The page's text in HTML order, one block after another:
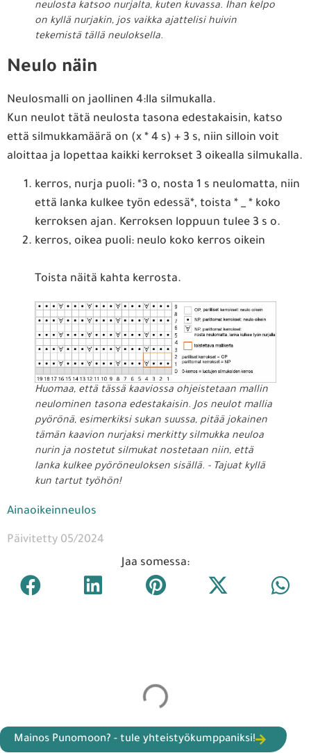
neulosta katsoo nurjalta, kuten kuvassa. Ihan kelpo
on kyllä nurjakin, jos vaikka ajattelisi huivin
tekemistä tällä neuloksella.
Neulo näin
Neulosmalli on jaollinen 4:lla silmukalla.
Kun neulot tätä neulosta tasona edestakaisin, katso
että silmukkamäärä on (x * 4 s) + 3 s, niin silloin voit
aloittaa ja lopettaa kaikki kerrokset 3 oikealla silmukalla.
kerros, nurja puoli: *3 o, nosta 1 s neulomatta, niin
että lanka kulkee työn edessä*, toista * _ * koko
kerroksen ajan. Kerroksen loppuun tulee 3 s o.
kerros, oikea puoli: neulo koko kerros oikein
Toista näitä kahta kerrosta.
Huomaa, että tässä kaaviossa ohjeistetaan mallin
neulominen tasona edestakaisin. Jos neulot mallia
pyörönä, esimerkiksi sukan suussa, pitää jokainen
tämän kaavion nurjaksi merkitty silmukka neuloa
nurin ja nostetut silmukat nostetaan niin, että
lanka kulkee pyöröneuloksen sisällä. - Tajuat kyllä
kun tartut työhön!
Ainaoikeinneulos
Päivitetty 05/2024
Jaa somessa: